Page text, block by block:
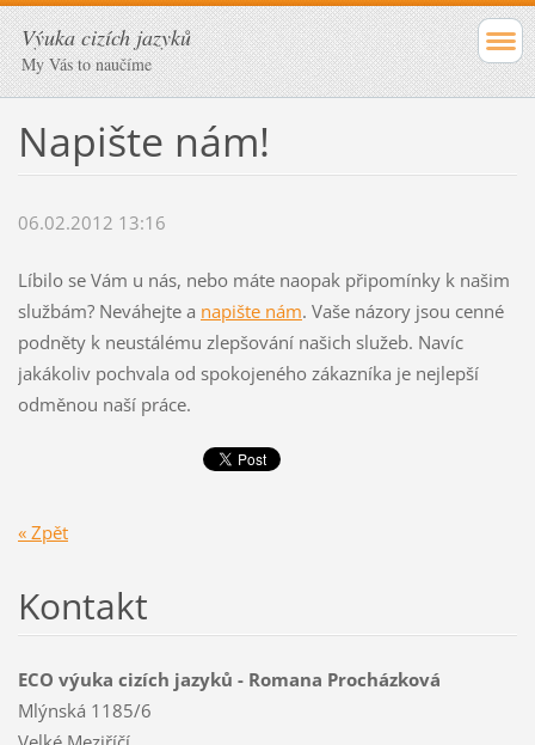
Výuka cizích jazyků
My Vás to naučíme
Napište nám!
06.02.2012 13:16
Líbilo se Vám u nás, nebo máte naopak připomínky k našim
službám? Neváhejte a napište nám. Vaše názory jsou cenné
podněty k neustálému zlepšování našich služeb. Navíc
jakákoliv pochvala od spokojeného zákazníka je nejlepší
odměnou naší práce.
« Zpět
Kontakt
ECO výuka cizích jazyků - Romana Procházková
Mlýnská 1185/6